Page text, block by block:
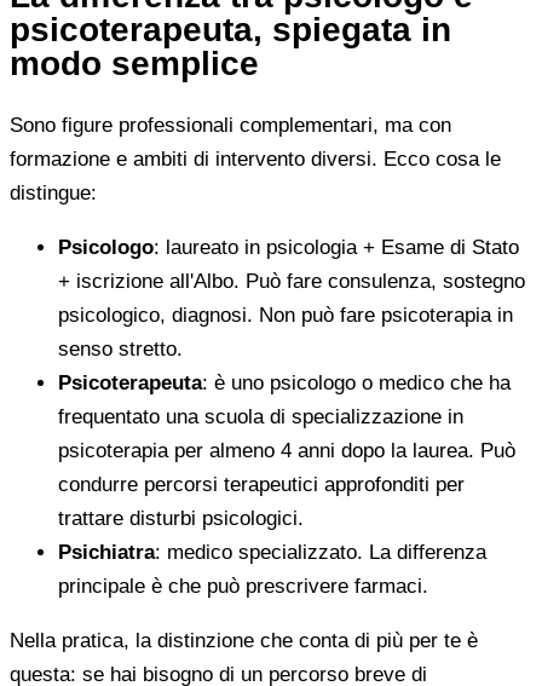
psicoterapeuta, spiegata in
modo semplice
Sono figure professionali complementari, ma con
formazione e ambiti di intervento diversi. Ecco cosa le
distingue:
Psicologo: laureato in psicologia + Esame di Stato
+ iscrizione all'Albo. Può fare consulenza, sostegno
psicologico, diagnosi. Non può fare psicoterapia in
senso stretto.
Psicoterapeuta: è uno psicologo o medico che ha
frequentato una scuola di specializzazione in
psicoterapia per almeno 4 anni dopo la laurea. Può
condurre percorsi terapeutici approfonditi per
trattare disturbi psicologici.
Psichiatra: medico specializzato. La differenza
principale è che può prescrivere farmaci.
Nella pratica, la distinzione che conta di più per te è
questa: se hai bisogno di un percorso breve di